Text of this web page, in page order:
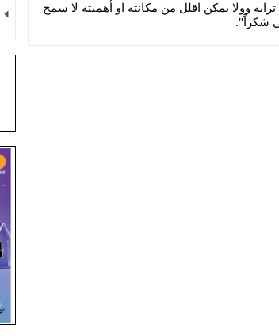
وولا يمكن اقلل من مكانته او أهميته لا سمح
شكراً".